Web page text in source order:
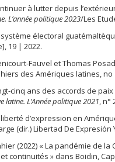
à lutter depuis
L’année politique 2023/Les
système électoral
19 | 2022.
Fauvel et Thomas
des Amériques latines, no
cinq ans des accords de
latine. L’Année politique 2021, n°
liberté d’expression en
(dir.) Libertad De Expresión
(2022) « La pandémie de
continuités » dans Boidin,